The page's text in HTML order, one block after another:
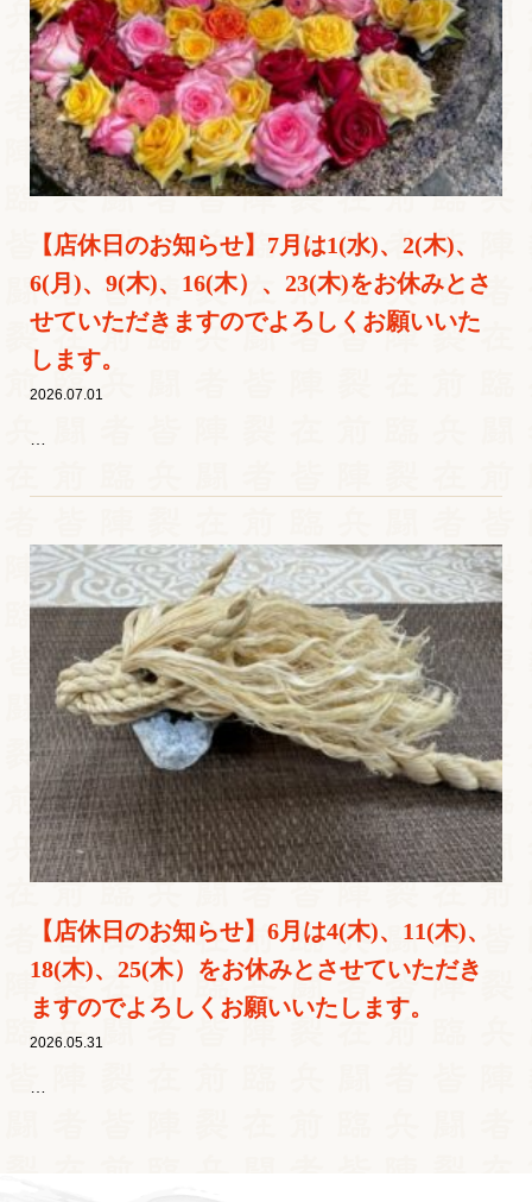
【店休日のお知らせ】7月は1(水)、2(木)、
6(月)、9(木)、16(木）、23(木)をお休みとさ
せていただきますのでよろしくお願いいた
します。
2026.07.01
…
【店休日のお知らせ】6月は4(木)、11(木)、
18(木)、25(木）をお休みとさせていただき
ますのでよろしくお願いいたします。
2026.05.31
…